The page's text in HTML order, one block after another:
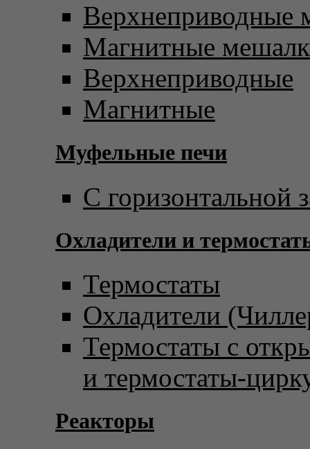
Верхнеприводные
Магнитные
Верхнеприводные
Магнитные
Муфельные печи
С горизонтальной
Охладители и
Термостаты
Охладители
Термостаты с
и термостаты-
Реакторы